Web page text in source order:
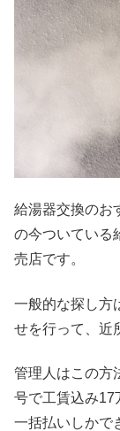
給湯器交換のお
の今ついている
売店です。
一般的な探し方
せを行って、近
管理人はこの方
号で工賃込み17
一括払いしかで